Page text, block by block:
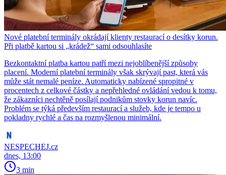
Nové platební terminály okrádají klienty restaurací o desítky korun.
Při platbě kartou si „krádež“ sami odsouhlasíte
Bezkontaktní platba kartou patří mezi nejoblíbenější způsoby
placení. Moderní platební terminály však skrývají past, která vás
může stát nemalé peníze. Automaticky nabízené spropitné v
procentech z celkové částky a nepřehledné ovládání vedou k tomu,
že zákazníci nechtěně posílají podnikům stovky korun navíc.
Problém se týká především restaurací a služeb, kde je tempo u
pokladny rychlé a čas na rozmyšlenou minimální.
NESPECHEJ.cz
dnes, 13:00
3 min